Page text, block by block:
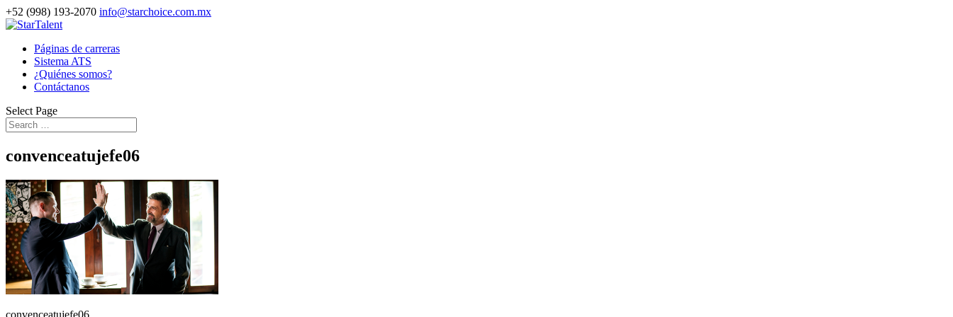
+52 (998) 193-2070 info@starchoice.com.mx
Páginas de carreras
Sistema ATS
¿Quiénes somos?
Contáctanos
Select Page
convenceatujefe06
convenceatujefe06